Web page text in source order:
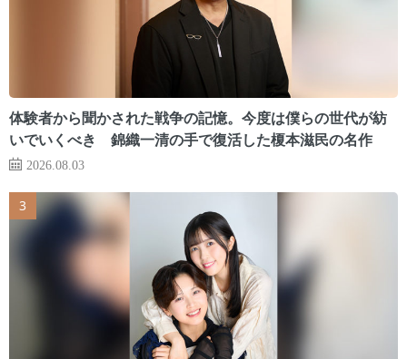
体験者から聞かされた戦争の記憶。今度は僕らの世代が紡
いでいくべき 錦織一清の手で復活した榎本滋民の名作
2026.08.03